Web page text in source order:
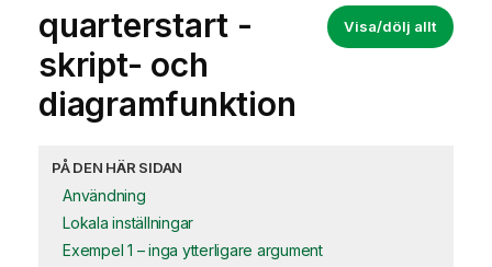
Visa/dölj allt
quarterstart -
skript- och
diagramfunktion
PÅ DEN HÄR SIDAN
Användning
Lokala inställningar
Exempel 1 – inga ytterligare argument